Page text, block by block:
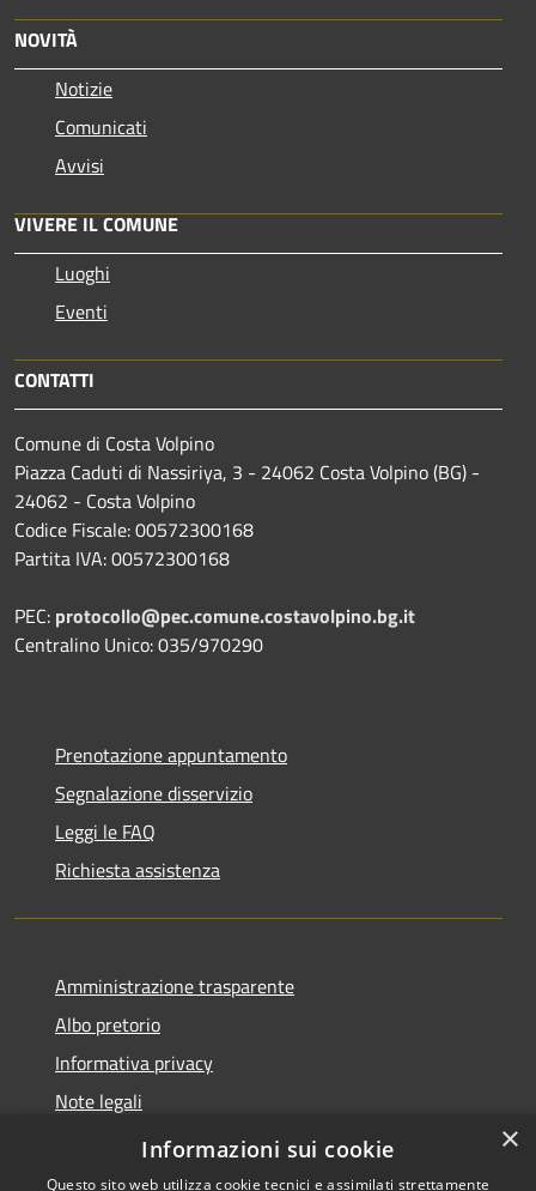
NOVITÀ
Notizie
Comunicati
Avvisi
VIVERE IL COMUNE
Luoghi
Eventi
CONTATTI
Comune di Costa Volpino
Piazza Caduti di Nassiriya, 3 - 24062 Costa Volpino (BG) -
24062 - Costa Volpino
Codice Fiscale: 00572300168
Partita IVA: 00572300168
PEC: protocollo@pec.comune.costavolpino.bg.it
Centralino Unico: 035/970290
Prenotazione appuntamento
Segnalazione disservizio
Leggi le FAQ
Richiesta assistenza
Amministrazione trasparente
Albo pretorio
Informativa privacy
Note legali
Dichiarazione di accessibilità
×
Informazioni sui cookie
Questo sito web utilizza cookie tecnici e assimilati strettamente